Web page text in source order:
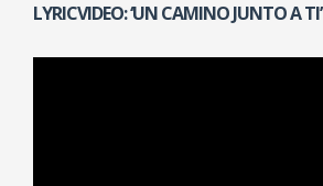
LYRICVIDEO: ‘UN CAMINO JUNTO A TI’